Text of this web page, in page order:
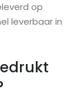
op
leverbaar in